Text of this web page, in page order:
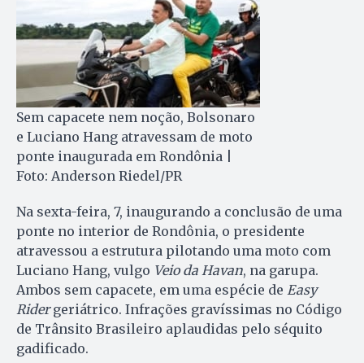
Sem capacete nem noção, Bolsonaro
e Luciano Hang atravessam de moto
ponte inaugurada em Rondônia |
Foto: Anderson Riedel/PR
Na sexta-feira, 7, inaugurando a conclusão de uma
ponte no interior de Rondônia, o presidente
atravessou a estrutura pilotando uma moto com
Luciano Hang, vulgo Veio da Havan, na garupa.
Ambos sem capacete, em uma espécie de Easy
Ridergeriátrico. Infrações gravíssimas no Código
de Trânsito Brasileiro aplaudidas pelo séquito
gadificado.